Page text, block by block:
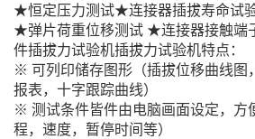
★恒定压力测试★连接器插拔寿命试
★弹片荷重位移测试 ★连接器接触端
件插拔力试验机插拔力试验机特点：
※ 可列印储存图形（插拔位移曲线图
报表，十字跟踪曲线）
※ 测试条件皆件由电脑画面设定，方
程，速度，暂停时间等）